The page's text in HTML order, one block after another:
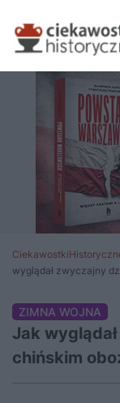
wyglądał zwyczajny
ZIMNA WOJNA
Jak
chińskim